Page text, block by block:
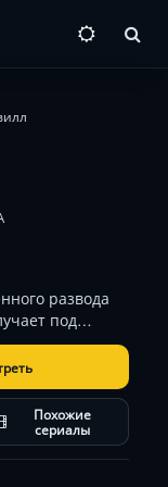
развода
под
с пилотом-
уч…
Похожие
сериалы